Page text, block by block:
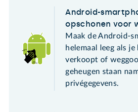
Android-
opschonen voor
Maak de Android-
helemaal leeg als
verkoopt of
geheugen staan
privégegevens.